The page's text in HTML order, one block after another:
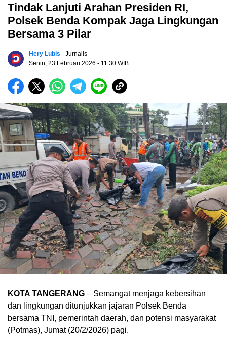
Tindak Lanjuti Arahan Presiden RI,
Polsek Benda Kompak Jaga Lingkungan
Bersama 3 Pilar
Hery Lubis - Jurnalis
Senin, 23 Februari 2026 - 11:30 WIB
KOTA TANGERANG – Semangat menjaga kebersihan
dan lingkungan ditunjukkan jajaran Polsek Benda
bersama TNI, pemerintah daerah, dan potensi masyarakat
(Potmas), Jumat (20/2/2026) pagi.